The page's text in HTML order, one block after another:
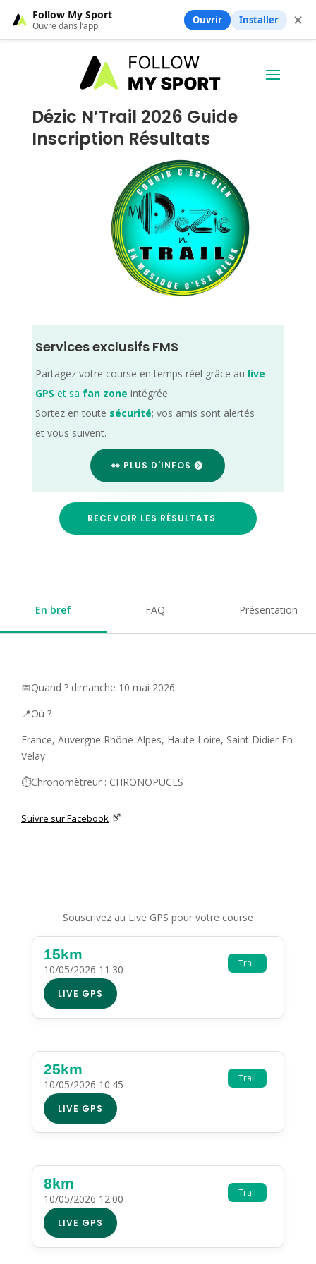
Dézic N’Trail 2026 Guide
Inscription Résultats
Services exclusifs FMS
Partagez votre course en temps réel grâce au live
GPS et sa fan zone intégrée.
Sortez en toute sécurité; vos amis sont alertés
et vous suivent.
👀 PLUS D'INFOS
RECEVOIR LES RÉSULTATS
En bref FAQ Présentation
📅Quand ? dimanche 10 mai 2026
📍Où ?
France, Auvergne Rhône-Alpes, Haute Loire, Saint Didier En
Velay
⏱️Chronomètreur : CHRONOPUCES
Suivre sur Facebook
Souscrivez au Live GPS pour votre course
Trail
15km
10/05/2026 11:30
LIVE GPS
Trail
25km
10/05/2026 10:45
LIVE GPS
Trail
8km
10/05/2026 12:00
LIVE GPS
Follow My Sport
Ouvre dans l’app Ouvrir Installer ✕